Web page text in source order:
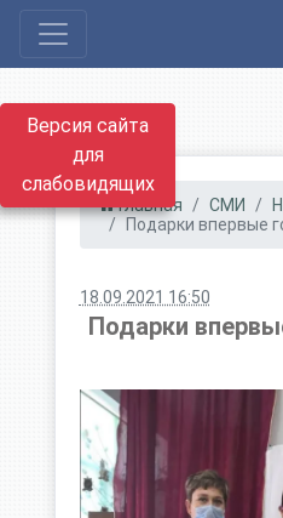
Версия сайта
для
слабовидящих
Главная СМИ
Подарки впервые
18.09.2021 16:50
Подарки